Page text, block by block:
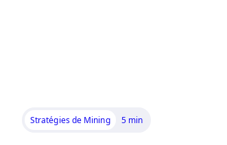
Stratégies de Mining 5 min